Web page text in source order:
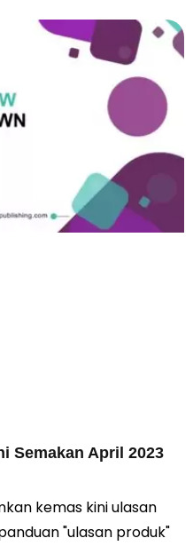
Semakan April 2023
kemas kini ulasan
"ulasan produk"